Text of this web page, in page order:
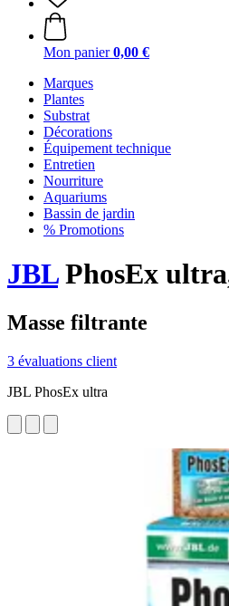
Mon panier 0,00 €
Marques
Plantes
Substrat
Décorations
Équipement technique
Entretien
Nourriture
Aquariums
Bassin de jardin
% Promotions
JBLPhosEx
Masse filtrante
3 évaluations client
JBL PhosEx ultra